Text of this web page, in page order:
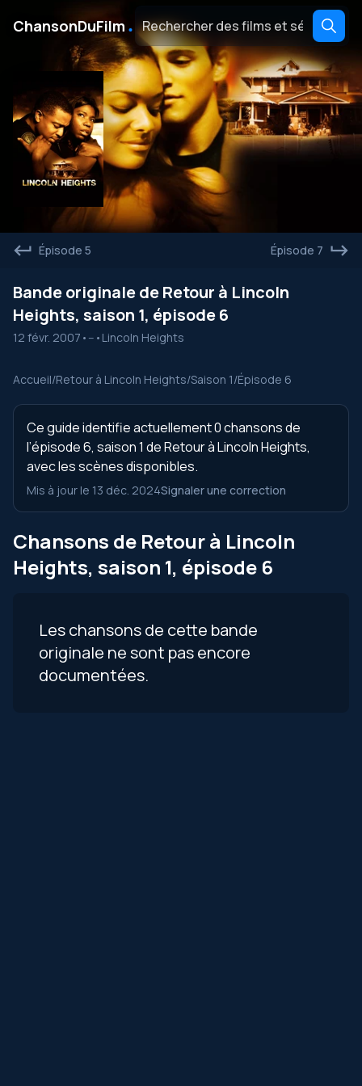
ChansonDuFilm ․
Épisode 5 Épisode 7
Bande originale de Retour à Lincoln
Heights, saison 1, épisode 6
12 févr. 2007 • -- • Lincoln Heights
Accueil/Retour à Lincoln Heights/Saison 1/Épisode 6
Ce guide identifie actuellement 0 chansons de
l’épisode 6, saison 1 de Retour à Lincoln Heights,
avec les scènes disponibles.
Mis à jour le 13 déc. 2024Signaler une correction
Chansons de Retour à Lincoln
Heights, saison 1, épisode 6
Les chansons de cette bande
originale ne sont pas encore
documentées.